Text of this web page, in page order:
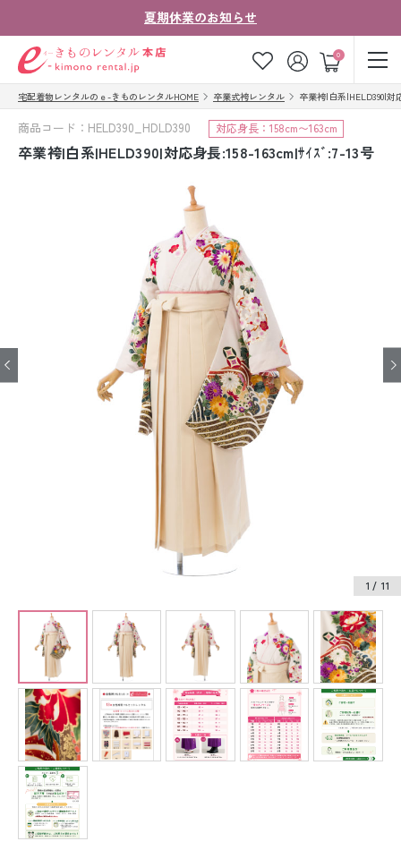
夏期休業のお知らせ
0
ゲスト
お気に入り ログイン カート
ご注文の流れ
法人・グループの
お客様はこちら
着物の種類から探す
七五三レンタル
訪問着・付下げレンタル
ジュニア着物レンタル
ジュニア洋装レンタル
ベビー洋装レンタル
紋付袴レンタル
留袖レンタル
宅配着物レンタルのｅ-きものレンタルHOME 卒業式袴レンタル 卒業袴|白系|HELD390|対
商品コード：HELD390_HDLD390 対応身長：158cm〜163cm
卒業袴|白系|HELD390|対応身長:158-163cm|ｻｲｽﾞ:7-13号
1 / 11